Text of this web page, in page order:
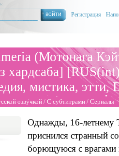
Регистрация
(Мотонага
хардсаба]
мистика,
озвучкой / С субтитрами / Сериалы
Однажды, 16-летнему
приснился странный
борющуюся с